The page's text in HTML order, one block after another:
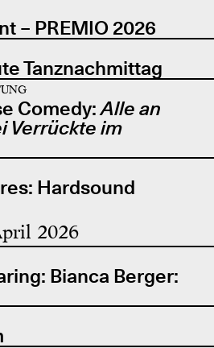
– PREMIO 2026
Tanznachmittag
Comedy:Alle an
Verrückte im
Hardsound
2026
Bianca Berger: